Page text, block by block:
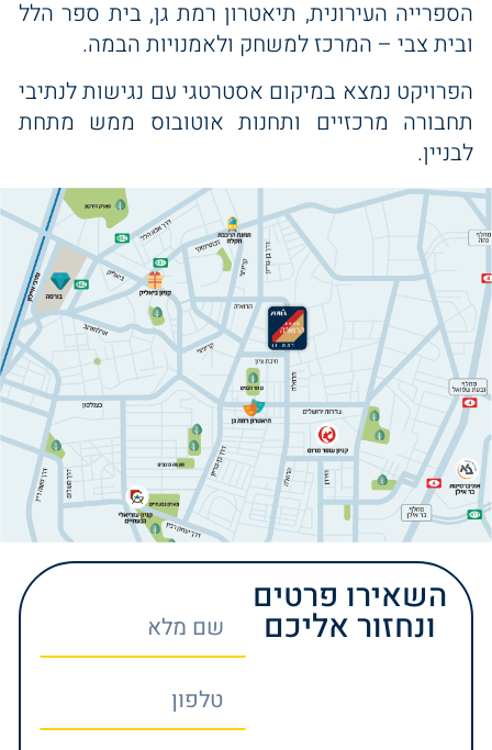
הספרייה העירונית, תיאטרון רמת גן, בית ספר הלל
ובית צבי – המרכז למשחק ולאמנויות הבמה.
הפרויקט נמצא במיקום אסטרטגי עם נגישות לנתיבי
תחבורה מרכזיים ותחנות אוטובוס ממש מתחת
לבניין.
השאירו פרטים
ונחזור אליכם